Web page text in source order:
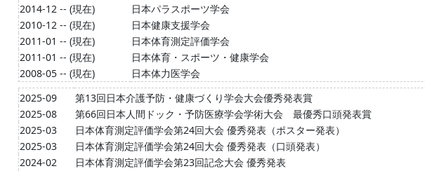
2014-12 -- (現在)
日本パラスポーツ学会
2010-12 -- (現在)
日本健康支援学会
2011-01 -- (現在)
日本体育測定評価学会
2011-01 -- (現在)
日本体育・スポーツ・健康学会
2008-05 -- (現在)
日本体力医学会
2025-09
第13回日本介護予防・健康づくり学会大会優秀発表賞
2025-08
第66回日本人間ドック・予防医療学会学術大会 最優秀口頭発表賞
2025-03
日本体育測定評価学会第24回大会 優秀発表（ポスター発表）
2025-03
日本体育測定評価学会第24回大会 優秀発表（口頭発表）
2024-02
日本体育測定評価学会第23回記念大会 優秀発表